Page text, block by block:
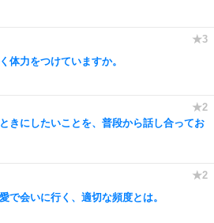
体力をつけていますか。
きにしたいことを、普段から話し合ってお
で会いに行く、適切な頻度とは。